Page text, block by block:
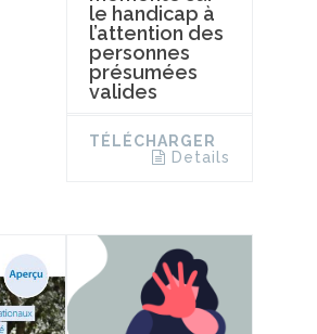
le handicap à
l’attention des
personnes
présumées
valides
TÉLÉCHARGER
Details